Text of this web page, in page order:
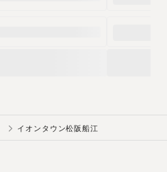
イオンタウン松阪船江